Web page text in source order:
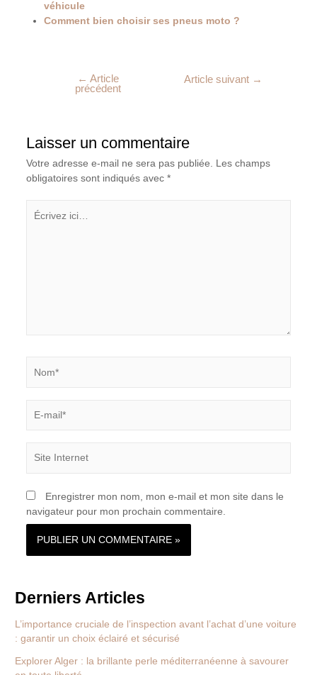
véhicule
Comment bien choisir ses pneus moto ?
← Article
précédent
Article suivant →
Laisser un commentaire
Votre adresse e-mail ne sera pas publiée.
Les champs
obligatoires sont indiqués avec *
ici…
mail*
Internet
Enregistrer mon nom, mon e-mail et mon site dans le
navigateur pour mon prochain commentaire.
Derniers Articles
L’importance cruciale de l’inspection avant l’achat d’une voiture
: garantir un choix éclairé et sécurisé
Explorer Alger : la brillante perle méditerranéenne à savourer